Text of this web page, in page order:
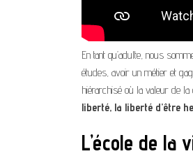
En tant qu’adulte, nous
études, avoir un métier et
hiérarchisé où la valeur de la
liberté, la liberté d’être
L’école de la